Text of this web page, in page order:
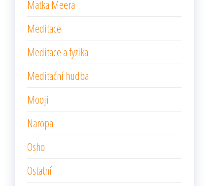
Matka Meera
Meditace
Meditace a fyzika
Meditační hudba
Mooji
Naropa
Osho
Ostatní